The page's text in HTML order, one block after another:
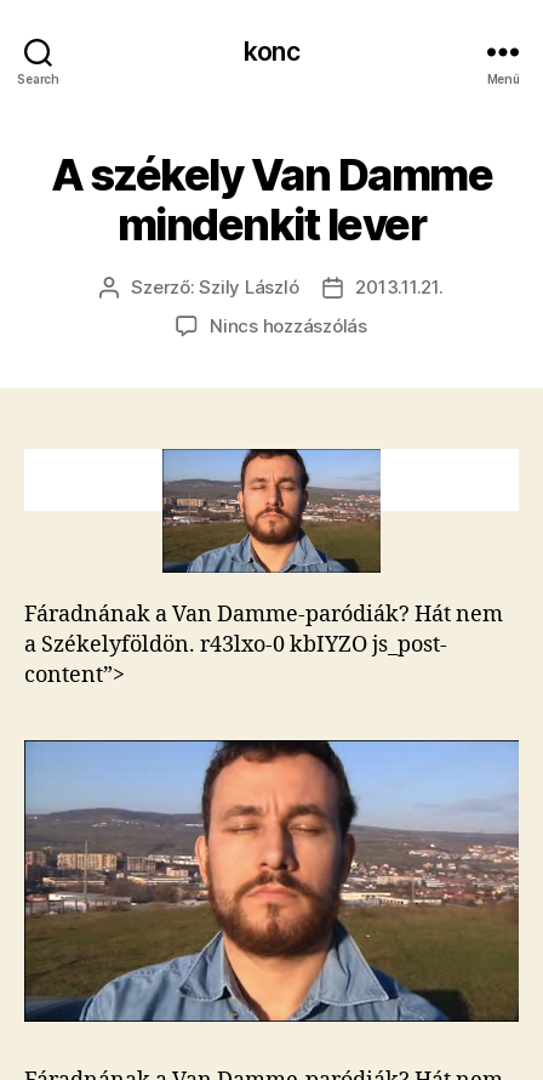
Search
konc
Menü
A székely Van Damme
mindenkit lever
Bejegyzés
szerzője
Szerző:Szily László
Bejegyzés
dátuma
2013.11.21.
Nincs hozzászólása(z)
mindenkit
lever
bejegyzéshez
Fáradnának a Van Damme-paródiák? Hát nem
a Székelyföldön. r43lxo-0 kbIYZO js_post-
content”>